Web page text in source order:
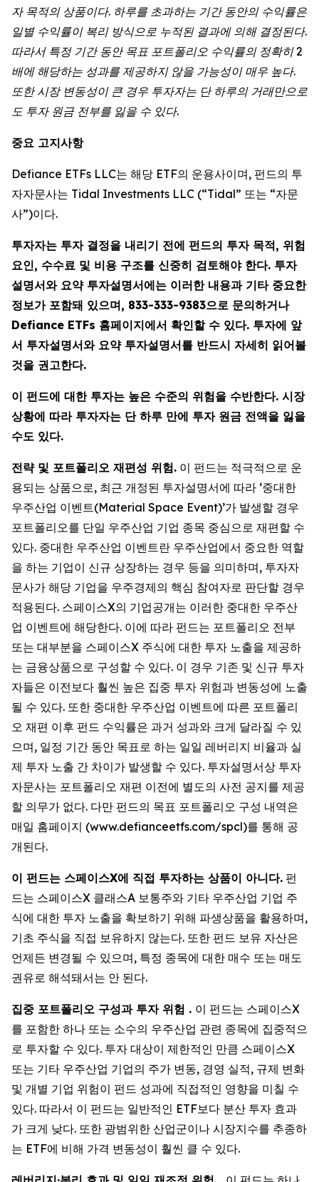
자 목적의 상품이다. 하루를 초과하는 기간 동안의 수익률은
일별 수익률이 복리 방식으로 누적된 결과에 의해 결정된다.
따라서 특정 기간 동안 목표 포트폴리오 수익률의 정확히 2
배에 해당하는 성과를 제공하지 않을 가능성이 매우 높다.
또한 시장 변동성이 큰 경우 투자자는 단 하루의 거래만으로
도 투자 원금 전부를 잃을 수 있다.
중요 고지사항
Defiance ETFs LLC는 해당 ETF의 운용사이며, 펀드의 투
자자문사는 Tidal Investments LLC (“Tidal” 또는 “자문
사”)이다.
투자자는 투자 결정을 내리기 전에 펀드의 투자 목적, 위험
요인, 수수료 및 비용 구조를 신중히 검토해야 한다. 투자
설명서와 요약 투자설명서에는 이러한 내용과 기타 중요한
정보가 포함돼 있으며, 833-333-9383으로 문의하거나
Defiance ETFs 홈페이지에서 확인할 수 있다. 투자에 앞
서 투자설명서와 요약 투자설명서를 반드시 자세히 읽어볼
것을 권고한다.
이 펀드에 대한 투자는 높은 수준의 위험을 수반한다. 시장
상황에 따라 투자자는 단 하루 만에 투자 원금 전액을 잃을
수도 있다.
전략 및 포트폴리오 재편성 위험. 이 펀드는 적극적으로 운
용되는 상품으로, 최근 개정된 투자설명서에 따라 ‘중대한
우주산업 이벤트(Material Space Event)’가 발생할 경우
포트폴리오를 단일 우주산업 기업 종목 중심으로 재편할 수
있다. 중대한 우주산업 이벤트란 우주산업에서 중요한 역할
을 하는 기업이 신규 상장하는 경우 등을 의미하며, 투자자
문사가 해당 기업을 우주경제의 핵심 참여자로 판단할 경우
적용된다. 스페이스X의 기업공개는 이러한 중대한 우주산
업 이벤트에 해당한다. 이에 따라 펀드는 포트폴리오 전부
또는 대부분을 스페이스X 주식에 대한 투자 노출을 제공하
는 금융상품으로 구성할 수 있다. 이 경우 기존 및 신규 투자
자들은 이전보다 훨씬 높은 집중 투자 위험과 변동성에 노출
될 수 있다. 또한 중대한 우주산업 이벤트에 따른 포트폴리
오 재편 이후 펀드 수익률은 과거 성과와 크게 달라질 수 있
으며, 일정 기간 동안 목표로 하는 일일 레버리지 비율과 실
제 투자 노출 간 차이가 발생할 수 있다. 투자설명서상 투자
자문사는 포트폴리오 재편 이전에 별도의 사전 공지를 제공
할 의무가 없다. 다만 펀드의 목표 포트폴리오 구성 내역은
매일 홈페이지 (www.defianceetfs.com/spcl)를 통해 공
개된다.
이 펀드는 스페이스X에 직접 투자하는 상품이 아니다. 펀
드는 스페이스X 클래스A 보통주와 기타 우주산업 기업 주
식에 대한 투자 노출을 확보하기 위해 파생상품을 활용하며,
기초 주식을 직접 보유하지 않는다. 또한 펀드 보유 자산은
언제든 변경될 수 있으며, 특정 종목에 대한 매수 또는 매도
권유로 해석돼서는 안 된다.
집중 포트폴리오 구성과 투자 위험 . 이 펀드는 스페이스X
를 포함한 하나 또는 소수의 우주산업 관련 종목에 집중적으
로 투자할 수 있다. 투자 대상이 제한적인 만큼 스페이스X
또는 기타 우주산업 기업의 주가 변동, 경영 실적, 규제 변화
및 개별 기업 위험이 펀드 성과에 직접적인 영향을 미칠 수
있다. 따라서 이 펀드는 일반적인 ETF보다 분산 투자 효과
가 크게 낮다. 또한 광범위한 산업군이나 시장지수를 추종하
는 ETF에 비해 가격 변동성이 훨씬 클 수 있다.